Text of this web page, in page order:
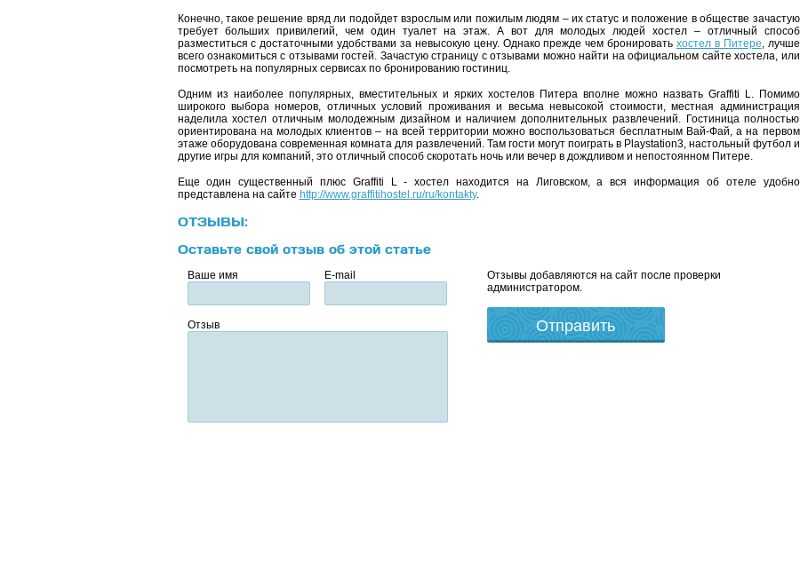
Конечно, такое решение вряд ли подойдет взрослым или пожилым людям – их статус и положение в обществе зачастую
требует больших привилегий, чем один туалет на этаж. А вот для молодых людей хостел – отличный способ
разместиться с достаточными удобствами за невысокую цену. Однако прежде чем бронировать хостел в Питере, лучше
всего ознакомиться с отзывами гостей. Зачастую страницу с отзывами можно найти на официальном сайте хостела, или
посмотреть на популярных сервисах по бронированию гостиниц.
Одним из наиболее популярных, вместительных и ярких хостелов Питера вполне можно назвать Graffiti L. Помимо
широкого выбора номеров, отличных условий проживания и весьма невысокой стоимости, местная администрация
наделила хостел отличным молодежным дизайном и наличием дополнительных развлечений. Гостиница полностью
ориентирована на молодых клиентов – на всей территории можно воспользоваться бесплатным Вай-Фай, а на первом
этаже оборудована современная комната для развлечений. Там гости могут поиграть в Playstation3, настольный футбол и
другие игры для компаний, это отличный способ скоротать ночь или вечер в дождливом и непостоянном Питере.
Еще один существенный плюс Graffiti L - хостел находится на Лиговском, а вся информация об отеле удобно
представлена на сайте http://www.graffitihostel.ru/ru/kontakty.
ОТЗЫВЫ:
Оставьте свой отзыв об этой статье
Ваше имя E-mail
Отзыв
Отзывы добавляются на сайт после проверки
администратором.